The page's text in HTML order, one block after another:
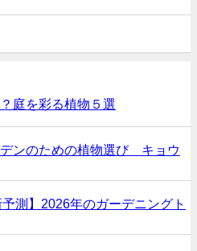
庭を彩る植物５選
ンのための植物選び キョウ
予測】2026年のガーデニングト